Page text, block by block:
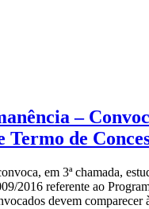
–
Termo de
em 3ª chamada,
2016 referente ao
devem comparecer